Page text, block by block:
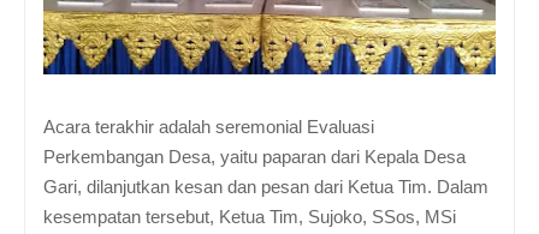
Acara terakhir adalah seremonial Evaluasi
Perkembangan Desa, yaitu paparan dari Kepala Desa
Gari, dilanjutkan kesan dan pesan dari Ketua Tim. Dalam
kesempatan tersebut, Ketua Tim, Sujoko, SSos, MSi